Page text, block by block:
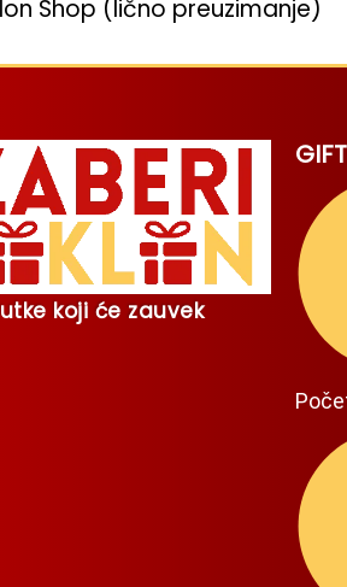
Shop (lično preuzimanje)
koji će zauvek